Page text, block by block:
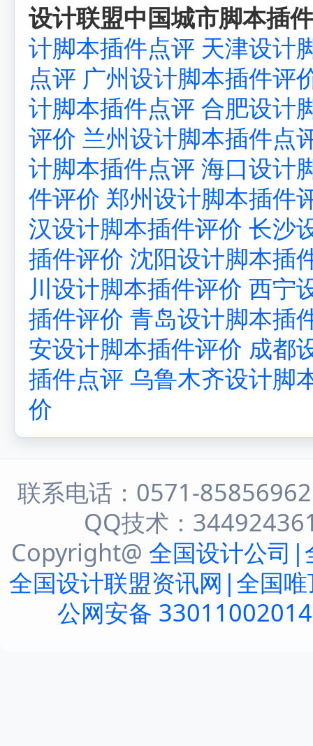
设计联盟中国城市脚本插
计脚本插件点评 天津设计
点评 广州设计脚本插件评
计脚本插件点评 合肥设计
评价 兰州设计脚本插件点
计脚本插件点评 海口设计
件评价 郑州设计脚本插件
汉设计脚本插件评价 长沙
插件评价 沈阳设计脚本插
川设计脚本插件评价 西宁
插件评价 青岛设计脚本插
安设计脚本插件评价 成都
插件点评 乌鲁木齐设计脚
价
联系电话：0571-
QQ技术：
Copyright@ 全国设计公司|
全国设计联盟资讯网|全国
公网安备